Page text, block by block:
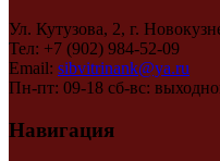
Ул. Кутузова, 2, г.
Тел: +7 (902) 984-52-09
Email: sibvitrinank@ya.ru
Пн-пт: 09-18 сб-вс:
Навигация